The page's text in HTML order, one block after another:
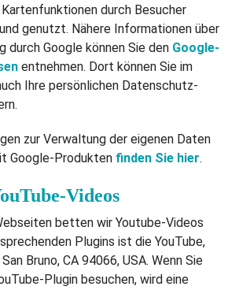
durch Besucher
genutzt. Nähere Informationen über
durch Google können Sie den Google-
entnehmen. Dort können Sie im
Ihre persönlichen Datenschutz-
zur Verwaltung der eigenen Daten
Google-Produkten finden Sie hier.
Videos
betten wir Youtube-Videos
Plugins ist die YouTube,
Bruno, CA 94066, USA. Wenn Sie
Plugin besuchen, wird eine